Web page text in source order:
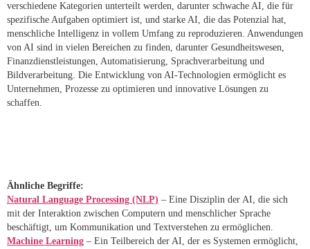
verschiedene Kategorien unterteilt werden, darunter schwache AI, die für
spezifische Aufgaben optimiert ist, und starke AI, die das Potenzial hat,
menschliche Intelligenz in vollem Umfang zu reproduzieren. Anwendungen
von AI sind in vielen Bereichen zu finden, darunter Gesundheitswesen,
Finanzdienstleistungen, Automatisierung, Sprachverarbeitung und
Bildverarbeitung. Die Entwicklung von AI-Technologien ermöglicht es
Unternehmen, Prozesse zu optimieren und innovative Lösungen zu
schaffen.
Ähnliche Begriffe:
Natural Language Processing (NLP) – Eine Disziplin der AI, die sich
mit der Interaktion zwischen Computern und menschlicher Sprache
beschäftigt, um Kommunikation und Textverstehen zu ermöglichen.
Machine Learning – Ein Teilbereich der AI, der es Systemen ermöglicht,